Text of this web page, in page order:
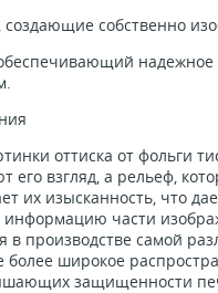
создающие собственно
надежное
оттиска от фольги
его взгляд, а рельеф,
их изысканность, что
части
производстве самой
более широкое
защищенности